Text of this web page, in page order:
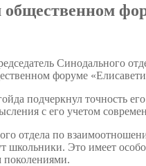
Синодального
форуме
подчеркнул точность
с его учетом
отдела по
школьники. Это имеет